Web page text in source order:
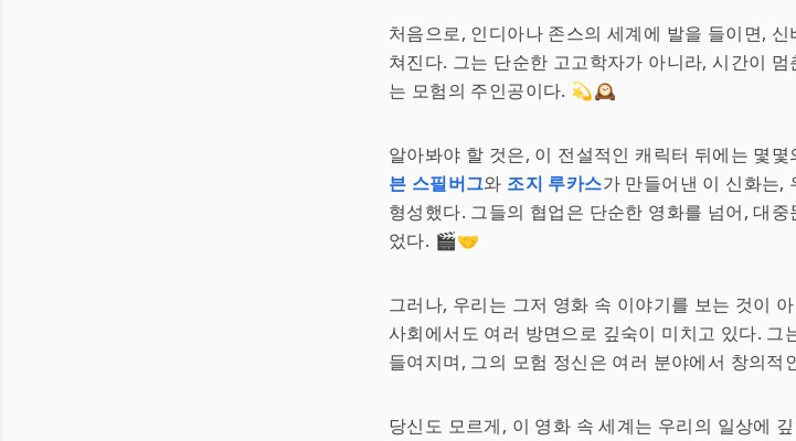
처음으로, 인디아나 존스의 세계에 발을 들이면, 신
쳐진다. 그는 단순한 고고학자가 아니라, 시간이
는 모험의 주인공이다. 💫🕰
알아봐야 할 것은, 이 전설적인 캐릭터 뒤에는 몇
븐 스필버그와 조지 루카스가 만들어낸 이 신화는,
형성했다. 그들의 협업은 단순한 영화를 넘어, 대
었다. 🎬🤝
그러나, 우리는 그저 영화 속 이야기를 보는 것이
사회에서도 여러 방면으로 깊숙이 미치고 있다. 그
들여지며, 그의 모험 정신은 여러 분야에서 창의
당신도 모르게, 이 영화 속 세계는 우리의 일상에